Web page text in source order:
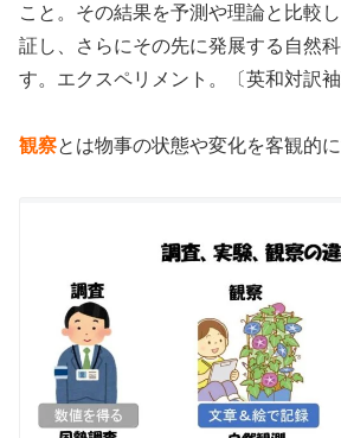
こと。その結果を予測や理論と比較
証し、さらにその先に発展する自然
す。エクスペリメント。〔英和対訳
観察とは物事の状態や変化を客観的